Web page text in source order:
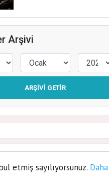
etmiş sayılıyorsunuz.
Arşivi
ARŞIVI GETIR
Üretim